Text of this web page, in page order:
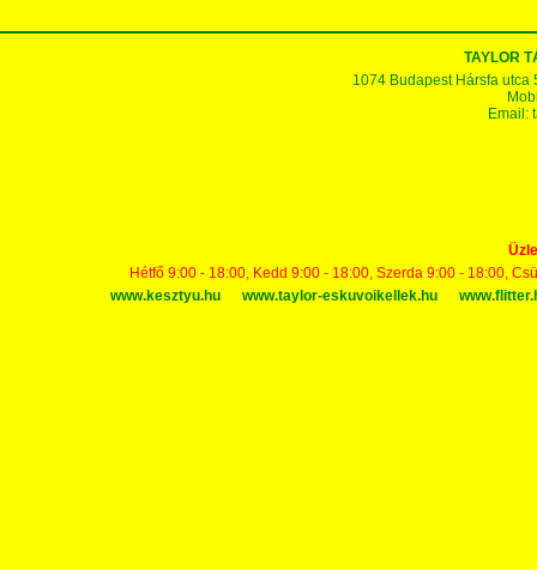
TAYLOR
1074 Budapest Hársfa utca
Email:
Hétfő 9:00 - 18:00, Kedd 9:00 - 18:00, Szerda 9:00 - 18:00,
www.kesztyu.hu
www.taylor-eskuvoikellek.hu